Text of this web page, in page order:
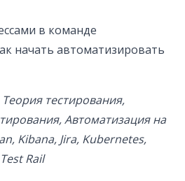
в команде
начать автоматизировать
тестирования,
Автоматизация на
Kibana, Jira, Kubernetes,
Rail